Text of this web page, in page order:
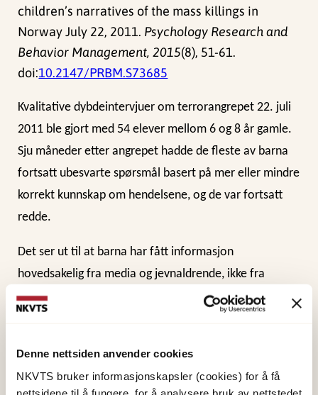
Denne nettsiden anvender cookies
NKVTS bruker informasjonskapsler (cookies) for å få
children’s narratives of the mass killings in
Norway July 22, 2011. Psychology Research and
Behavior Management, 2015(8), 51-61.
doi:10.2147/PRBM.S73685
Kvalitative dybdeintervjuer om terrorangrepet 22. juli
2011 ble gjort med 54 elever mellom 6 og 8 år gamle.
Sju måneder etter angrepet hadde de fleste av barna
fortsatt ubesvarte spørsmål basert på mer eller mindre
korrekt kunnskap om hendelsene, og de var fortsatt
redde.
Det ser ut til at barna har fått informasjon
hovedsakelig fra media og jevnaldrende, ikke fra
foreldre eller lærere. Barnas fortellinger var preget av
og trygghetsfølelse.